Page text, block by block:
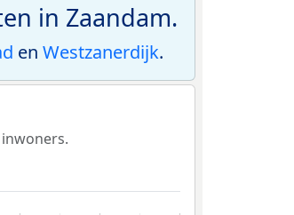
in Zaandam.
en Westzanerdijk.